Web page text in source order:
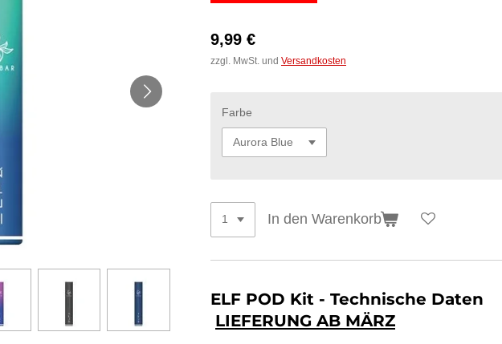
9,99 €
zzgl. MwSt. und Versandkosten
Farbe
In den Warenkorb
ELF POD Kit - Technische Daten
LIEFERUNG AB MÄRZ